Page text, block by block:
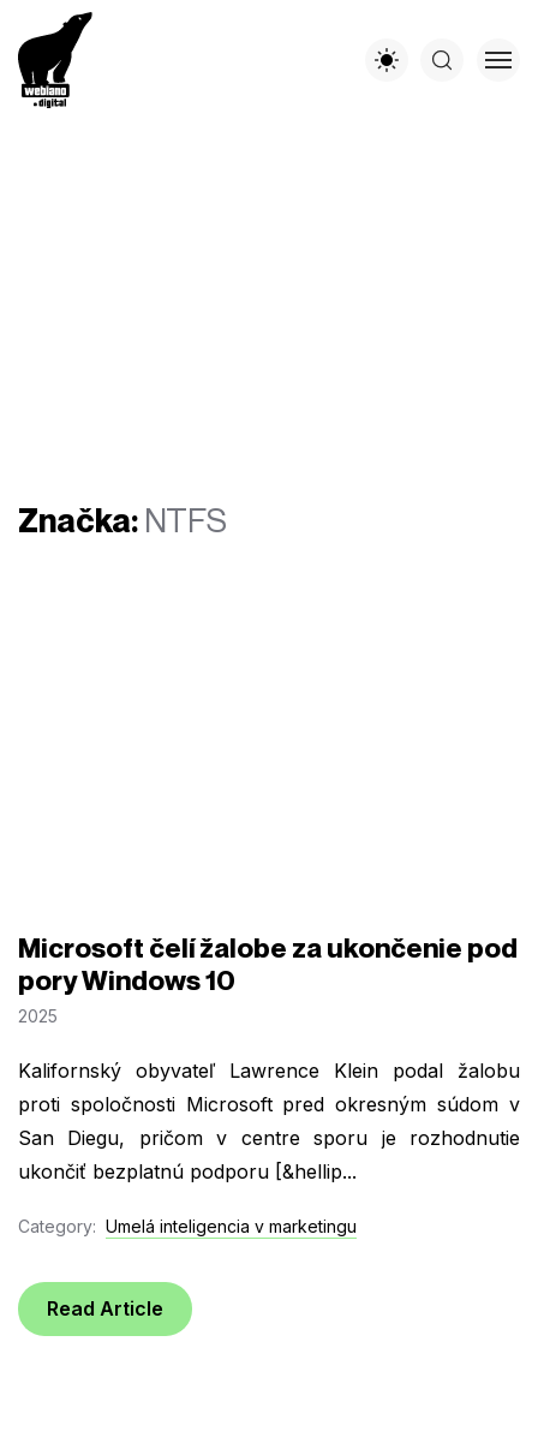
Značka: NTFS
Microsoft čelí žalobe za ukončenie pod
pory Windows 10
2025
Kalifornský obyvateľ Lawrence Klein podal žalobu
proti spoločnosti Microsoft pred okresným súdom v
San Diegu, pričom v centre sporu je rozhodnutie
ukončiť bezplatnú podporu [&hellip...
Category: Umelá inteligencia v marketingu
Read Article